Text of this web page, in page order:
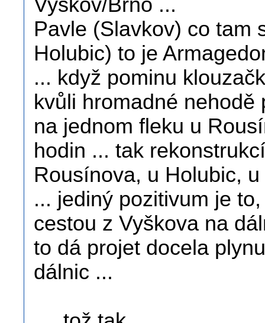
Vyškov/Brno ...
Pavle (Slavkov) co tam
Holubic) to je
... když pominu
kvůli hromadné
na jednom fleku u
hodin ... tak
Rousínova, u Holubic,
... jediný pozitivum je
cestou z Vyškova na
to dá projet docela
dálnic ...